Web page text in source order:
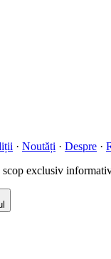
· Noutăți · Despre ·
exclusiv